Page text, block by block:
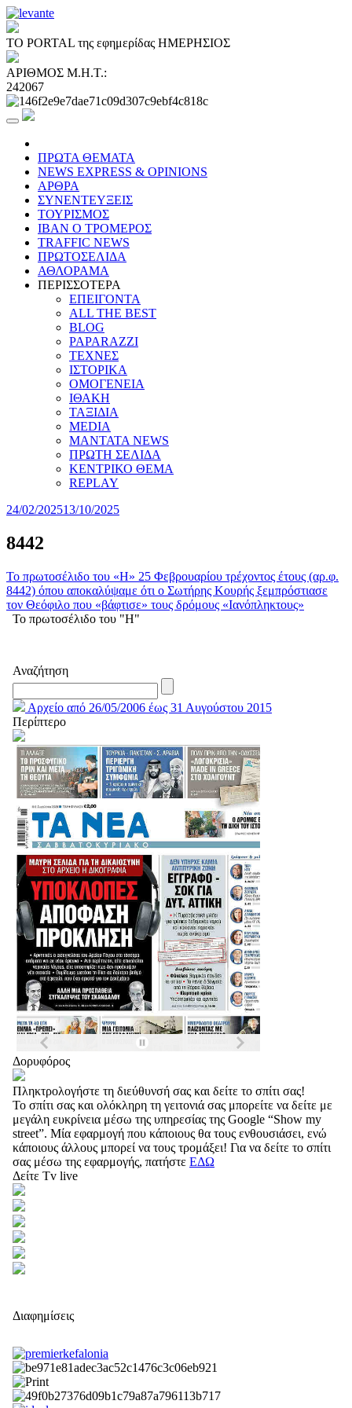
ΤΟ PORTAL της εφημερίδας ΗΜΕΡΗΣΙΟΣ
ΑΡΙΘΜΟΣ Μ.Η.Τ.:
242067
ΠΡΩΤΑ ΘΕΜΑΤΑ
NEWS EXPRESS & OPINIONS
ΑΡΘΡΑ
ΣΥΝΕΝΤΕΥΞΕΙΣ
ΤΟΥΡΙΣΜΟΣ
ΙΒΑΝ Ο ΤΡΟΜΕΡΟΣ
TRAFFIC NEWS
ΠΡΩΤΟΣΕΛΙΔΑ
ΑΘΛΟΡΑΜΑ
ΠΕΡΙΣΣΟΤΕΡΑ
ΕΠΕΙΓΟΝΤΑ
ALL THE BEST
BLOG
PAPARAZZI
ΤΕΧΝΕΣ
ΙΣΤΟΡΙΚΑ
ΟΜΟΓΕΝΕΙΑ
ΙΘΑΚΗ
ΤΑΞΙΔΙΑ
MEDIA
MANTATA NEWS
ΠΡΩΤΗ ΣΕΛΙΔΑ
ΚΕΝΤΡΙΚΟ ΘΕΜΑ
REPLAY
24/02/202513/10/2025
8442
Το πρωτοσέλιδο του «Η» 25 Φεβρουαρίου τρέχοντος έτους (αρ.φ.
8442) όπου αποκαλύψαμε ότι ο Σωτήρης Κουρής ξεμπρόστιασε
τον Θεόφιλο που «βάφτισε» τους δρόμους «Ιανόπληκτους»
Το πρωτοσέλιδο του "Η"
Αναζήτηση
Αρχείο από 26/05/2006 έως 31 Αυγούστου 2015
Περίπτερο
Δορυφόρος
Πληκτρολογήστε τη διεύθυνσή σας και δείτε το σπίτι σας!
Το σπίτι σας και ολόκληρη τη γειτονιά σας μπορείτε να δείτε με
μεγάλη ευκρίνεια μέσω της υπηρεσίας της Google “Show my
street”. Μία εφαρμογή που κάποιους θα τους ενθουσιάσει, ενώ
κάποιους άλλους μπορεί να τους τρομάξει! Για να δείτε το σπίτι
σας μέσω της εφαρμογής, πατήστε ΕΔΩ
Δείτε Tv live
Διαφημίσεις